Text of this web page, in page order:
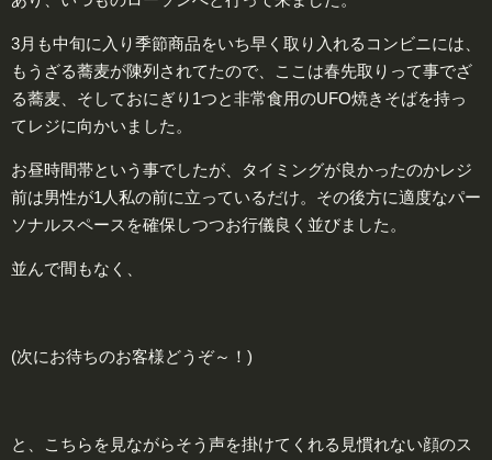
3月も中旬に入り季節商品をいち早く取り入れるコンビニには、
もうざる蕎麦が陳列されてたので、ここは春先取りって事でざ
る蕎麦、そしておにぎり1つと非常食用のUFO焼きそばを持っ
てレジに向かいました。
お昼時間帯という事でしたが、タイミングが良かったのかレジ
前は男性が1人私の前に立っているだけ。その後方に適度なパー
ソナルスペースを確保しつつお行儀良く並びました。
並んで間もなく、
(次にお待ちのお客様どうぞ～！)
と、こちらを見ながらそう声を掛けてくれる見慣れない顔のス